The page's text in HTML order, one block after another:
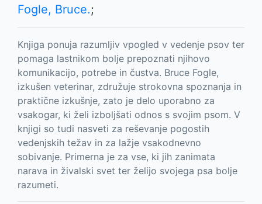
Fogle, Bruce.;
Knjiga ponuja razumljiv vpogled v vedenje psov ter
pomaga lastnikom bolje prepoznati njihovo
komunikacijo, potrebe in čustva. Bruce Fogle,
izkušen veterinar, združuje strokovna spoznanja in
praktične izkušnje, zato je delo uporabno za
vsakogar, ki želi izboljšati odnos s svojim psom. V
knjigi so tudi nasveti za reševanje pogostih
vedenjskih težav in za lažje vsakodnevno
sobivanje. Primerna je za vse, ki jih zanimata
narava in živalski svet ter želijo svojega psa bolje
razumeti.